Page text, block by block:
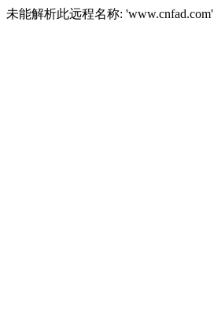
未能解析此远程名称: 'www.cnfad.com'